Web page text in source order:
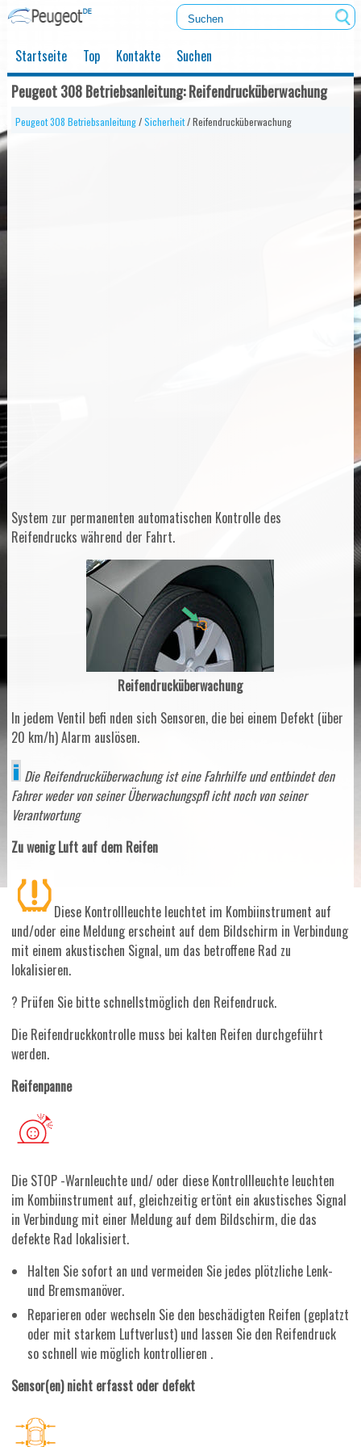
Startseite Top Kontakte Suchen
Peugeot 308 Betriebsanleitung: Reifendrucküberwachung
Peugeot 308 Betriebsanleitung/Sicherheit/ Reifendrucküberwachung
System zur permanenten automatischen Kontrolle des
Reifendrucks während der Fahrt.
Reifendrucküberwachung
In jedem Ventil befi nden sich Sensoren, die bei einem Defekt (über
20 km/h) Alarm auslösen.
Die Reifendrucküberwachung ist eine Fahrhilfe und entbindet den
Fahrer weder von seiner Überwachungspfl icht noch von seiner
Verantwortung
Zu wenig Luft auf dem Reifen
Diese Kontrollleuchte leuchtet im Kombiinstrument auf
und/oder eine Meldung erscheint auf dem Bildschirm in Verbindung
mit einem akustischen Signal, um das betroffene Rad zu
lokalisieren.
? Prüfen Sie bitte schnellstmöglich den Reifendruck.
Die Reifendruckkontrolle muss bei kalten Reifen durchgeführt
werden.
Reifenpanne
Die STOP -Warnleuchte und/ oder diese Kontrollleuchte leuchten
im Kombiinstrument auf, gleichzeitig ertönt ein akustisches Signal
in Verbindung mit einer Meldung auf dem Bildschirm, die das
defekte Rad lokalisiert.
Halten Sie sofort an und vermeiden Sie jedes plötzliche Lenk-
und Bremsmanöver.
Reparieren oder wechseln Sie den beschädigten Reifen (geplatzt
oder mit starkem Luftverlust) und lassen Sie den Reifendruck
so schnell wie möglich kontrollieren .
Sensor(en) nicht erfasst oder defekt